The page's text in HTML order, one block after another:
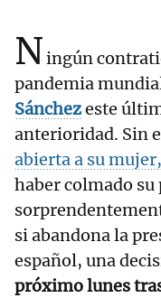
Ningún
pandemia
Sánchezeste
anterioridad. Sin
abierta a su mujer,
haber colmado su
si abandona la
español, una
próximo lunes